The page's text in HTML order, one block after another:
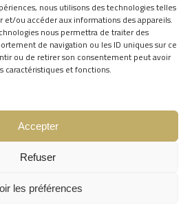
nous utilisons des technologies telles
et/ou accéder aux informations des appareils.
nous permettra de traiter des
de navigation ou les ID uniques sur ce
ou de retirer son consentement peut avoir
caractéristiques et fonctions.
Accepter
Refuser
les préférences
UN SÉJOUR ?
TO YOUR
HERE